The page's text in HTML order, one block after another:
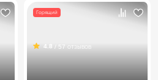
Горящий
4.8 / 57 отзывов